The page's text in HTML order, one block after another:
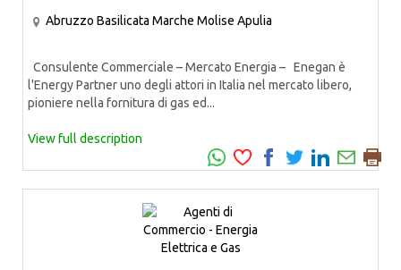
Abruzzo Basilicata Marche Molise Apulia
Consulente Commerciale – Mercato Energia – Enegan è
l'Energy Partner uno degli attori in Italia nel mercato libero,
pioniere nella fornitura di gas ed...
View full description